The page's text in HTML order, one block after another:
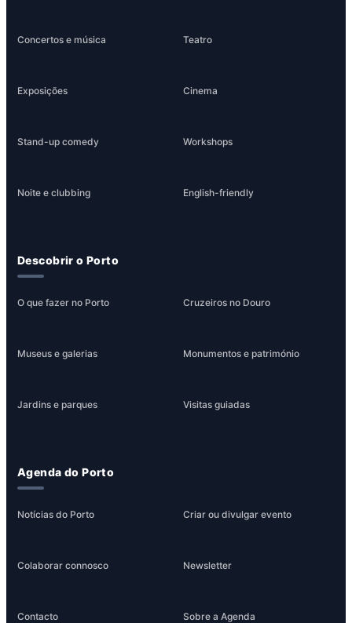
Concertos e música Teatro
Exposições Cinema
Stand-up comedy Workshops
Noite e clubbing English-friendly
Descobrir o Porto
O que fazer no Porto Cruzeiros no Douro
Museus e galerias Monumentos e património
Jardins e parques Visitas guiadas
Agenda do Porto
Notícias do Porto Criar ou divulgar evento
Colaborar connosco Newsletter
Contacto Sobre a Agenda